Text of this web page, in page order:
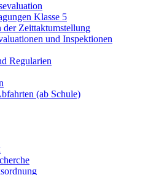
Klasse 5
der Zeittaktumstellung
und Inspektionen
Regularien
(ab Schule)